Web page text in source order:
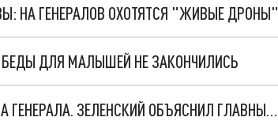
НА ГЕНЕРАЛОВ ОХОТЯТСЯ "ЖИВЫЕ ДРОНЫ"
ДЛЯ МАЛЫШЕЙ НЕ ЗАКОНЧИЛИСЬ
"МЫ ВАС ЗАСТАВИМ": ЖУТКИЕ ДЕТАЛИ ОХОТЫ НА ГЕНЕРАЛА. ЗЕЛЕНСКИЙ ОБЪЯСНИЛ ГЛАВНЫЙ СМЫСЛ ТЕРАКТА В ЦЕНТРЕ МОСКВЫ